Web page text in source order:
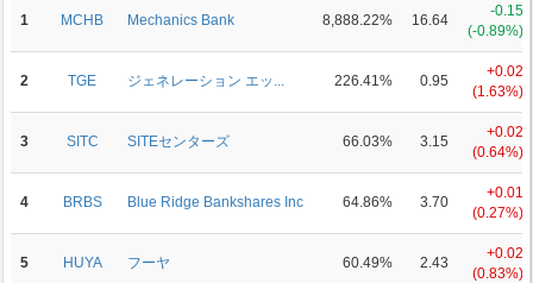
1 MCHB Mechanics Bank 8,888.22% 16.64
-0.15
(-0.89%)
2 TGE ジェネレーション エッ... 226.41% 0.95
+0.02
(1.63%)
3 SITC SITEセンターズ 66.03% 3.15
+0.02
(0.64%)
4 BRBS Blue Ridge Bankshares Inc 64.86% 3.70
+0.01
(0.27%)
5 HUYA フーヤ 60.49% 2.43
+0.02
(0.83%)